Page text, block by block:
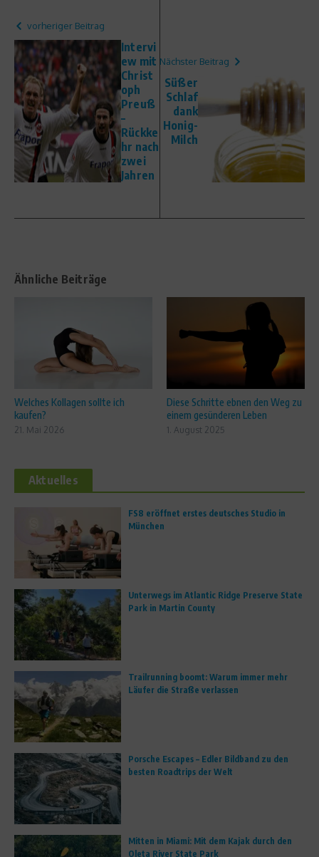
vorheriger Beitrag
Intervi
ew mit
Christ
oph
Preuß
–
Rückke
hr nach
zwei
Jahren
Nächster Beitrag
Süßer
Schlaf
dank
Honig-
Milch
Ähnliche Beiträge
Welches Kollagen sollte ich
kaufen?
21. Mai 2026
Diese Schritte ebnen den Weg zu
einem gesünderen Leben
1. August 2025
Aktuelles
FS8 eröffnet erstes deutsches Studio in
München
Unterwegs im Atlantic Ridge Preserve State
Park in Martin County
Trailrunning boomt: Warum immer mehr
Läufer die Straße verlassen
Porsche Escapes – Edler Bildband zu den
besten Roadtrips der Welt
Mitten in Miami: Mit dem Kajak durch den
Oleta River State Park